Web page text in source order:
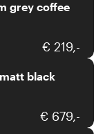
grey coffee
€ 219,-
kdln
black
€ 679,-
Foscarini